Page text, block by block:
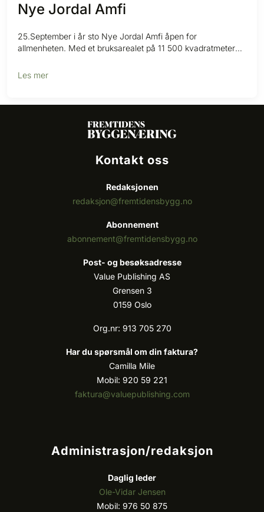
Nye Jordal Amfi
25.September i år sto Nye Jordal Amfi åpen for
allmenheten. Med et bruksarealet på 11 500 kvadratmeter
Les mer
Kontakt oss
Redaksjonen
redaksjon@fremtidensbygg.no
Abonnement
abonnement@fremtidensbygg.no
Post- og besøksadresse
Value Publishing AS
Grensen 3
0159 Oslo
Org.nr: 913 705 270
Har du spørsmål om din faktura?
Camilla Mile
Mobil: 920 59 221
faktura@valuepublishing.com
Administrasjon/redaksjon
Daglig leder
Ole-Vidar Jensen
Mobil: 976 50 875